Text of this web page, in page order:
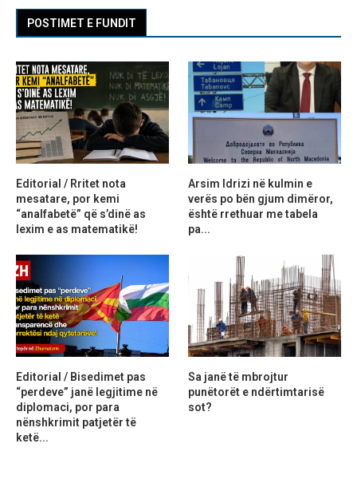
POSTIMET E FUNDIT
Editorial / Rritet nota
mesatare, por kemi
“analfabetë” që s’dinë as
lexim e as matematikë!
Arsim Idrizi në kulmin e
verës po bën gjum dimëror,
është rrethuar me tabela
pa...
Editorial / Bisedimet pas
“perdeve” janë legjitime në
diplomaci, por para
nënshkrimit patjetër të
ketë...
Sa janë të mbrojtur
punëtorët e ndërtimtarisë
sot?